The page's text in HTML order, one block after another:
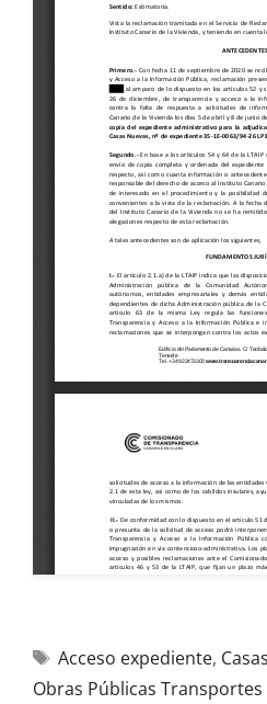
Acceso expediente,
Obras Públicas Transportes